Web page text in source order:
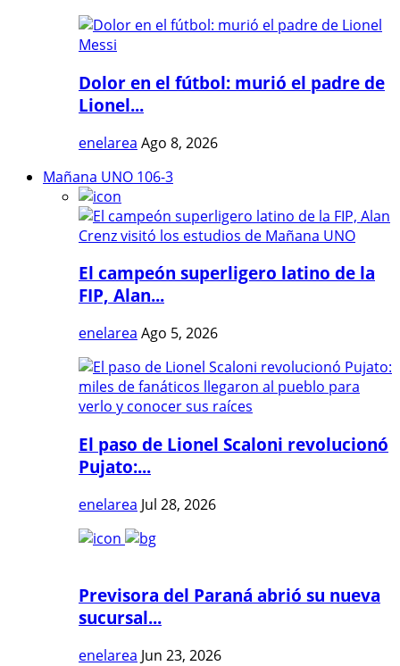
Dolor en el fútbol: murió el padre de
Lionel...
enelarea Ago 8, 2026
Mañana UNO 106-3
El campeón superligero latino de la
FIP, Alan...
enelarea Ago 5, 2026
El paso de Lionel Scaloni revolucionó
Pujato:...
enelarea Jul 28, 2026
Previsora del Paraná abrió su nueva
sucursal...
enelarea Jun 23, 2026